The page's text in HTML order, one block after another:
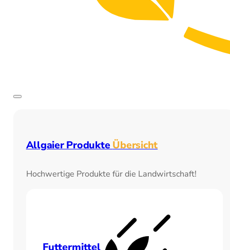
Allgaier ProdukteÜbersicht
Hochwertige Produkte für die Landwirtschaft!
Futtermittel